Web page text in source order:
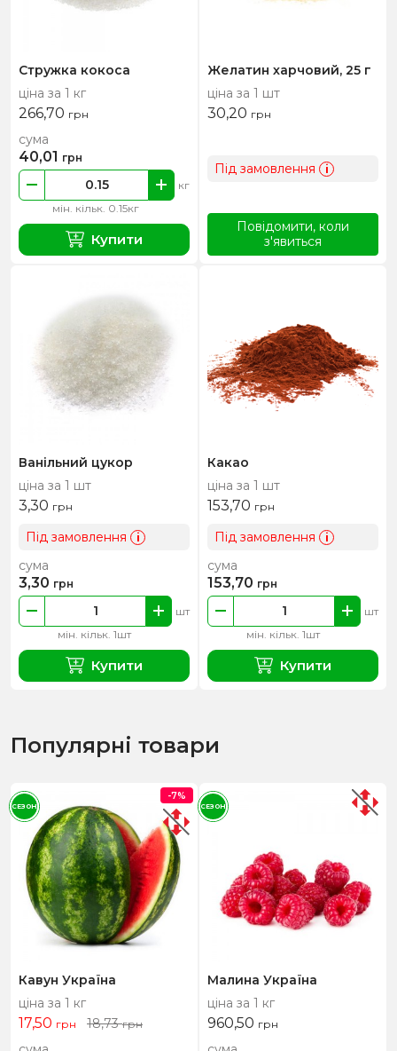
Стружка кокоса
ціна за 1 кг
266,70 грн
мін. кільк. 0.15кг
кг
сума
40,01 грн
Купити
Желатин харчовий, 25 г
ціна за 1 шт
30,20 грн
Під замовлення i
Повідомити, коли
з'явиться
Ванільний цукор
ціна за 1 шт
3,30 грн
Під замовлення i
мін. кільк. 1шт
шт
сума
3,30 грн
Купити
Какао
ціна за 1 шт
153,70 грн
Під замовлення i
мін. кільк. 1шт
шт
сума
153,70 грн
Купити
Популярні товари
Кавун Україна
ціна за 1 кг
17,50 грн 18,73грн
-7%
СЕЗОН
Малина Україна
ціна за 1 кг
960,50 грн
СЕЗОН